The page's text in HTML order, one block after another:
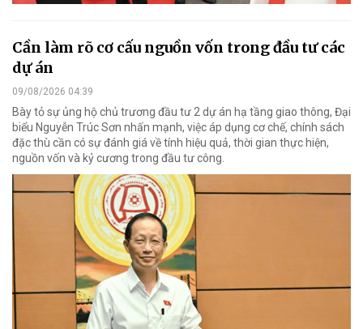
Cần làm rõ cơ cấu nguồn vốn trong đầu tư các
dự án
09/08/2026 04:39
Bày tỏ sự ủng hộ chủ trương đầu tư 2 dự án hạ tầng giao thông, Đại
biểu Nguyễn Trúc Sơn nhấn mạnh, việc áp dụng cơ chế, chính sách
đặc thù cần có sự đánh giá về tính hiệu quả, thời gian thực hiện,
nguồn vốn và kỷ cương trong đầu tư công.